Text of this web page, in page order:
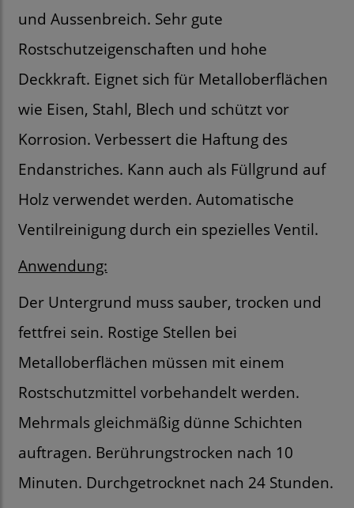
und Aussenbreich. Sehr gute
Rostschutzeigenschaften und hohe
Deckkraft. Eignet sich für Metalloberflächen
wie Eisen, Stahl, Blech und schützt vor
Korrosion. Verbessert die Haftung des
Endanstriches. Kann auch als Füllgrund auf
Holz verwendet werden. Automatische
Ventilreinigung durch ein spezielles Ventil.
Anwendung:
Der Untergrund muss sauber, trocken und
fettfrei sein. Rostige Stellen bei
Metalloberflächen müssen mit einem
Rostschutzmittel vorbehandelt werden.
Mehrmals gleichmäßig dünne Schichten
auftragen. Berührungstrocken nach 10
Minuten. Durchgetrocknet nach 24 Stunden.